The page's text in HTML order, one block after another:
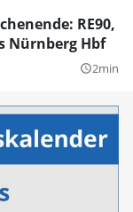
RE90,
Nürnberg Hbf
query_builder2min